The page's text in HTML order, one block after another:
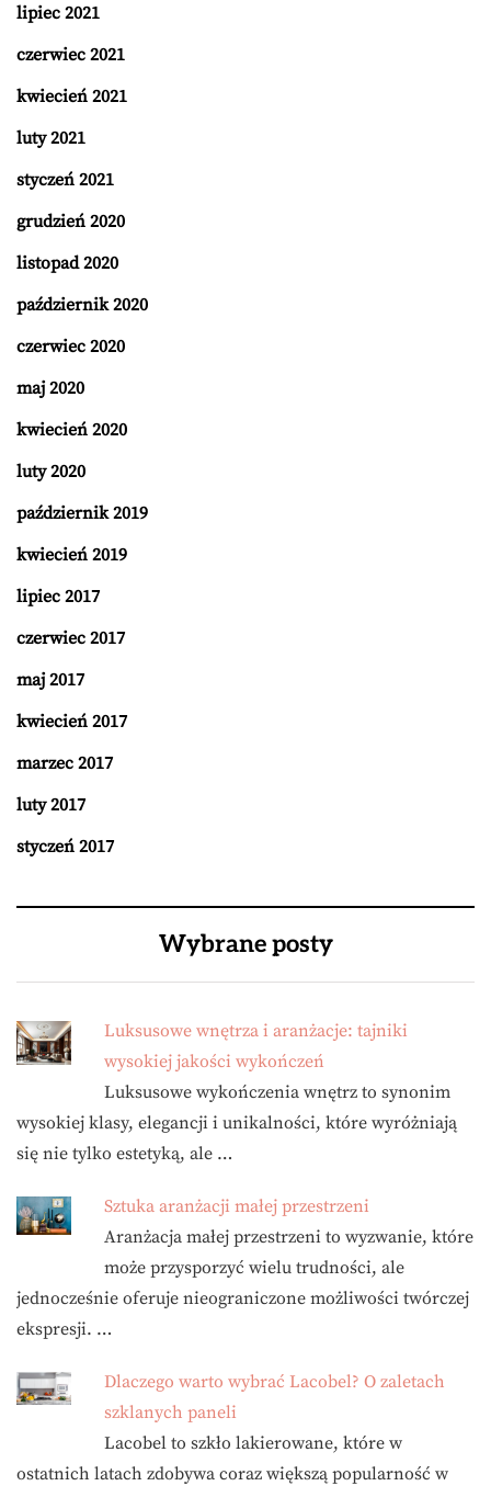
lipiec 2021
czerwiec 2021
kwiecień 2021
luty 2021
styczeń 2021
grudzień 2020
listopad 2020
październik 2020
czerwiec 2020
maj 2020
kwiecień 2020
luty 2020
październik 2019
kwiecień 2019
lipiec 2017
czerwiec 2017
maj 2017
kwiecień 2017
marzec 2017
luty 2017
styczeń 2017
Wybrane posty
Luksusowe wnętrza i aranżacje: tajniki
wysokiej jakości wykończeń
Luksusowe wykończenia wnętrz to synonim
wysokiej klasy, elegancji i unikalności, które wyróżniają
się nie tylko estetyką, ale …
Sztuka aranżacji małej przestrzeni
Aranżacja małej przestrzeni to wyzwanie, które
może przysporzyć wielu trudności, ale
jednocześnie oferuje nieograniczone możliwości twórczej
ekspresji. …
Dlaczego warto wybrać Lacobel? O zaletach
szklanych paneli
Lacobel to szkło lakierowane, które w
ostatnich latach zdobywa coraz większą popularność w